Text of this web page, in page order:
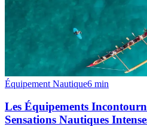
Équipement Nautique6 min
Les Équipements
Sensations Nautiques